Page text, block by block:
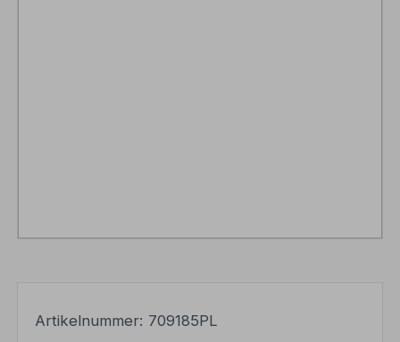
Artikelnummer: 709185PL